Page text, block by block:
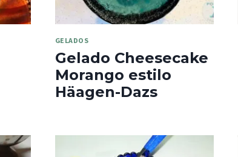
GELADOS
Gelado Cheesecake
Morango estilo
Häagen-Dazs